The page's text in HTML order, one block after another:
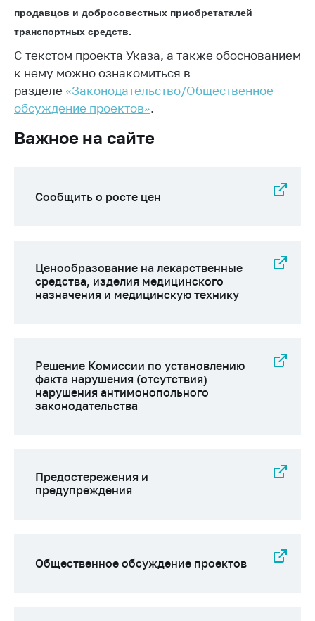
Защита прав
потребителей
Регулирование
рекламной
деятельности
Международное
Применение мер
Биржевая торговля
Беларусь
Защита
Обратиться в МАРТ
Личный прием
линия
Горячая линия
Сообщить о росте
продавцов и добросовестных приобретаталей
транспортных средств.
С текстом проекта Указа, а также обоснованием
к нему можно ознакомиться в
разделе «Законодательство/Общественное
обсуждение проектов».
Важное на сайте
Сообщить о росте цен
Ценообразование на лекарственные
средства, изделия медицинского
назначения и медицинскую технику
Решение Комиссии по установлению
факта нарушения (отсутствия)
нарушения антимонопольного
законодательства
Предостережения и
предупреждения
Общественное обсуждение проектов